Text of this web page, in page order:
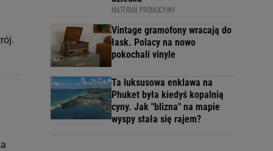
MATERIAŁ PROMOCYJNY
Vintage gramofony wracają do
łask. Polacy na nowo
pokochali vinyle
Ta luksusowa enklawa na
Phuket była kiedyś kopalnią
cyny. Jak "blizna" na mapie
wyspy stała się rajem?